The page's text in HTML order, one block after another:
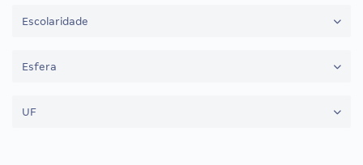
Escolaridade
Esfera
UF